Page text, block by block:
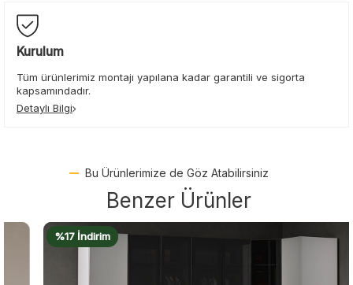
Kurulum
Tüm ürünlerimiz montajı yapılana kadar garantili ve sigorta
kapsamındadır.
Detaylı Bilgi
Bu Ürünlerimize de Göz Atabilirsiniz
Benzer Ürünler
%17 İndirim